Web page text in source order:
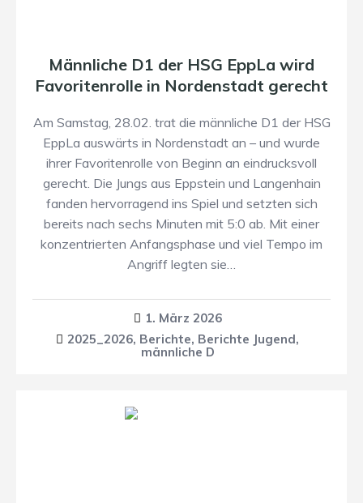
Männliche D1 der HSG EppLa wird
Favoritenrolle in Nordenstadt gerecht
Am Samstag, 28.02. trat die männliche D1 der HSG
EppLa auswärts in Nordenstadt an – und wurde
ihrer Favoritenrolle von Beginn an eindrucksvoll
gerecht. Die Jungs aus Eppstein und Langenhain
fanden hervorragend ins Spiel und setzten sich
bereits nach sechs Minuten mit 5:0 ab. Mit einer
konzentrierten Anfangsphase und viel Tempo im
Angriff legten sie…
1. März 2026
2025_2026, Berichte, Berichte Jugend,
männliche D